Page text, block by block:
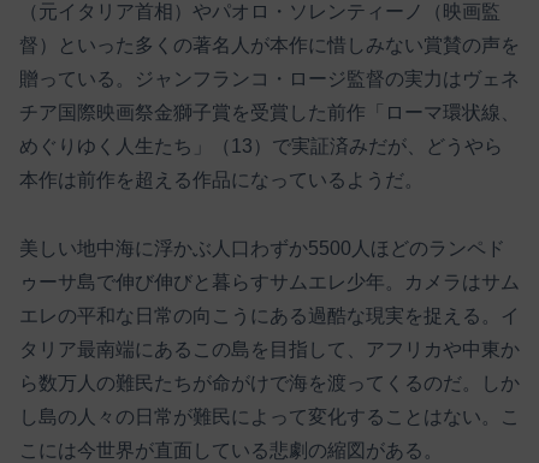
（元イタリア首相）やパオロ・ソレンティーノ（映画監
督）といった多くの著名人が本作に惜しみない賞賛の声を
贈っている。ジャンフランコ・ロージ監督の実力はヴェネ
チア国際映画祭金獅子賞を受賞した前作「ローマ環状線、
めぐりゆく人生たち」（13）で実証済みだが、どうやら
本作は前作を超える作品になっているようだ。
美しい地中海に浮かぶ人口わずか5500人ほどのランペド
ゥーサ島で伸び伸びと暮らすサムエレ少年。カメラはサム
エレの平和な日常の向こうにある過酷な現実を捉える。イ
タリア最南端にあるこの島を目指して、アフリカや中東か
ら数万人の難民たちが命がけで海を渡ってくるのだ。しか
し島の人々の日常が難民によって変化することはない。こ
こには今世界が直面している悲劇の縮図がある。